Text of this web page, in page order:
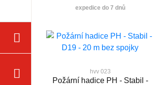
expedice do 7 dnů
hvv 023
Požární hadice PH - Stabil -